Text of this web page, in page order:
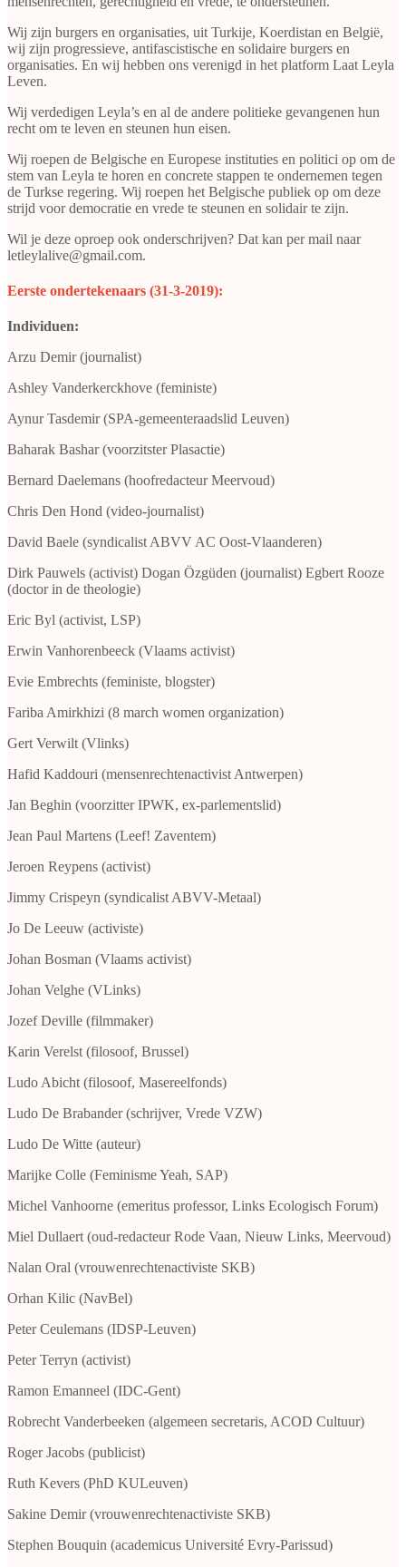
Wij zijn burgers en organisaties, uit Turkije, Koerdistan en België,
wij zijn progressieve, antifascistische en solidaire burgers en
organisaties. En wij hebben ons verenigd in het platform Laat Leyla
Leven.
Wij verdedigen Leyla’s en al de andere politieke gevangenen hun
recht om te leven en steunen hun eisen.
Wij roepen de Belgische en Europese instituties en politici op om de
stem van Leyla te horen en concrete stappen te ondernemen tegen
de Turkse regering. Wij roepen het Belgische publiek op om deze
strijd voor democratie en vrede te steunen en solidair te zijn.
Wil je deze oproep ook onderschrijven? Dat kan per mail naar
letleylalive@gmail.com.
Eerste ondertekenaars (31-3-2019):
Individuen:
Arzu Demir (journalist)
Ashley Vanderkerckhove (feministe)
Aynur Tasdemir (SPA-gemeenteraadslid Leuven)
Baharak Bashar (voorzitster Plasactie)
Bernard Daelemans (hoofredacteur Meervoud)
Chris Den Hond (video-journalist)
David Baele (syndicalist ABVV AC Oost-Vlaanderen)
Dirk Pauwels (activist) Dogan Özgüden (journalist) Egbert Rooze
(doctor in de theologie)
Eric Byl (activist, LSP)
Erwin Vanhorenbeeck (Vlaams activist)
Evie Embrechts (feministe, blogster)
Fariba Amirkhizi (8 march women organization)
Gert Verwilt (Vlinks)
Hafid Kaddouri (mensenrechtenactivist Antwerpen)
Jan Beghin (voorzitter IPWK, ex-parlementslid)
Jean Paul Martens (Leef! Zaventem)
Jeroen Reypens (activist)
Jimmy Crispeyn (syndicalist ABVV-Metaal)
Jo De Leeuw (activiste)
Johan Bosman (Vlaams activist)
Johan Velghe (VLinks)
Jozef Deville (filmmaker)
Karin Verelst (filosoof, Brussel)
Ludo Abicht (filosoof, Masereelfonds)
Ludo De Brabander (schrijver, Vrede VZW)
Ludo De Witte (auteur)
Marijke Colle (Feminisme Yeah, SAP)
Michel Vanhoorne (emeritus professor, Links Ecologisch Forum)
Miel Dullaert (oud-redacteur Rode Vaan, Nieuw Links, Meervoud)
Nalan Oral (vrouwenrechtenactiviste SKB)
Orhan Kilic (NavBel)
Peter Ceulemans (IDSP-Leuven)
Peter Terryn (activist)
Ramon Emanneel (IDC-Gent)
Robrecht Vanderbeeken (algemeen secretaris, ACOD Cultuur)
Roger Jacobs (publicist)
Ruth Kevers (PhD KULeuven)
Sakine Demir (vrouwenrechtenactiviste SKB)
Stephen Bouquin (academicus Université Evry-Parissud)